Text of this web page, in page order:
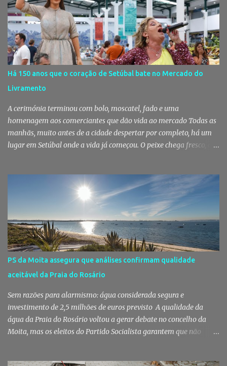
detenção por furto A detenção ocorreu no dia 4 de Agosto, - mas
divulgada só nesta quinta-feira - numa ação desenvolvida pelo
Posto Territorial de Pinhal Novo. Segundo a GNR, "no âmbito de
uma ação de patrulhamento, os militares da Guarda detetaram
uma viatura estacionada num local referenciado pela prática de
furtos e pelo consumo de estupefacientes", circunstância que
motivou a realização de diligências policiais. Foi no decorrer
dessas ações que os militares localizaram um suspeito no interior
de um edifício público. Apanhado em flagrante De ...
Há 150 anos que o coração de Setúbal bate no Mercado do
Livramento
A cerimónia terminou com bolo, moscatel, fado e uma
homenagem aos comerciantes que dão vida ao mercado Todas as
manhãs, muito antes de a cidade despertar por completo, há um
lugar em Setúbal onde a vida já começou. O peixe chega fresco, os
fruta, das ervas e do pão acabado de cozer. Há 150 anos que esta
rotina se repete no Mercado do Livramento, um espaço que
continua a ser muito mais do que um mercado: é um dos maiores
símbolos da identidade setubalense. Mercado celebrou 150 anos
no último dia de Julho Foi considerado pela revista norte-
americana USA Today um dos melhores mercados de peixe do
mundo. Mas, para os setubalenses, o Mercado do Livramento vale
muito mais do que qualquer distinção internacional. O Mercado do
Livramento assinalou, no dia 31 de Julho, os 150 anos de existência
com uma cerimónia comemorativa na qual a Câmara Municipal
de Setúbal desta...
PS da Moita assegura que análises confirmam qualidade
aceitável da Praia do Rosário
Sem razões para alarmismo: água considerada segura e
investimento de 2,5 milhões de euros previsto A qualidade da
água da Praia do Rosário voltou a gerar debate no concelho da
Moita, mas os eleitos do Partido Socialista garantem que não